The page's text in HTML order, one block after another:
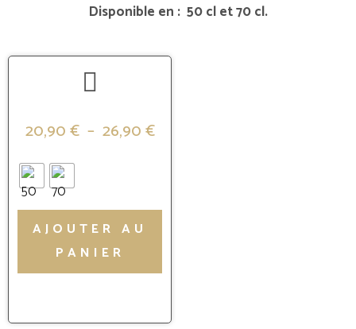
Disponible en : 50 cl et 70 cl.
20,90€ – 26,90€
AJOUTER AU
PANIER